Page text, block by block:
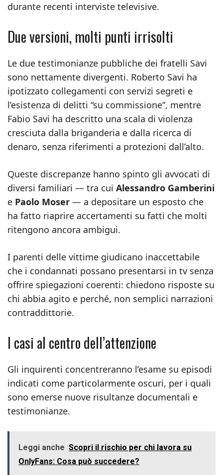
durante recenti interviste televisive.
Due versioni, molti punti irrisolti
Le due testimonianze pubbliche dei fratelli Savi
sono nettamente divergenti. Roberto Savi ha
ipotizzato collegamenti con servizi segreti e
l’esistenza di delitti “su commissione”, mentre
Fabio Savi ha descritto una scala di violenza
cresciuta dalla briganderia e dalla ricerca di
denaro, senza riferimenti a protezioni dall’alto.
Queste discrepanze hanno spinto gli avvocati di
diversi familiari — tra cui Alessandro Gamberini
e Paolo Moser — a depositare un esposto che
ha fatto riaprire accertamenti su fatti che molti
ritengono ancora ambigui.
I parenti delle vittime giudicano inaccettabile
che i condannati possano presentarsi in tv senza
offrire spiegazioni coerenti: chiedono risposte su
chi abbia agito e perché, non semplici narrazioni
contraddittorie.
I casi al centro dell’attenzione
Gli inquirenti concentreranno l’esame su episodi
indicati come particolarmente oscuri, per i quali
sono emerse nuove risultanze documentali e
testimonianze.
Leggi anche Scopri il rischio per chi lavora su
OnlyFans: Cosa può succedere?